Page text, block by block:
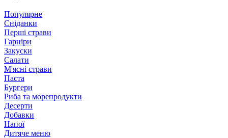
Популярне
Сніданки
Перші страви
Гарніри
Закуски
Салати
М'ясні страви
Паста
Бургери
Риба та морепродукти
Десерти
Добавки
Напої
Дитяче меню